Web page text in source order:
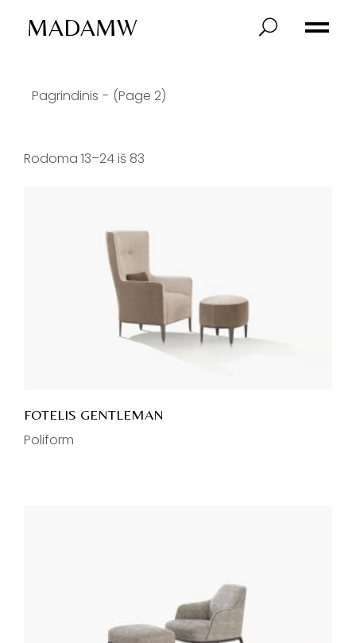
MADAMW
Pagrindinis (Page 2)
Rodoma 13–24 iš 83
FOTELIS GENTLEMAN
Poliform